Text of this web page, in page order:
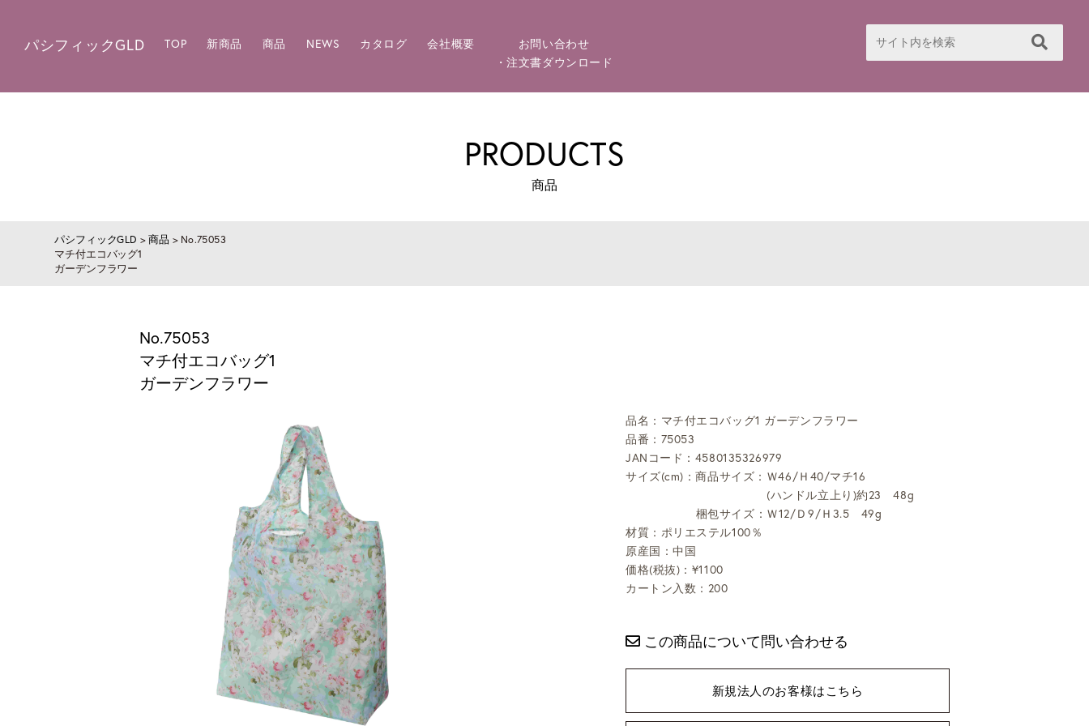
パシフィックGLD TOP 新商品 商品 NEWS カタログ 会社概要
お問い合わせ
・注文書ダウンロード
PRODUCTS
商品
パシフィックGLD >商品 > No.75053
マチ付エコバッグ1
ガーデンフラワー
No.75053
マチ付エコバッグ1
ガーデンフラワー
品名：マチ付エコバッグ1 ガーデンフラワー
品番：75053
JANコード：4580135326979
サイズ(cm)：商品サイズ：Ｗ46/Ｈ40/マチ16
(ハンドル立上り)約23 48g
梱包サイズ：Ｗ12/Ｄ9/Ｈ3.5 49g
材質：ポリエステル100％
原産国：中国
価格(税抜)：¥1100
カートン入数：200
この商品について問い合わせる
新規法人のお客様はこちら